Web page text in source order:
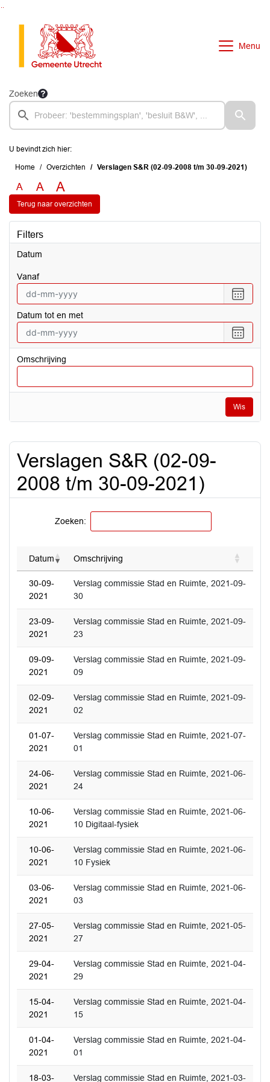
Menu
Zoeken
U bevindt zich hier:
Home Overzichten Verslagen S&R (02-09-2008 t/m 30-09-2021)
A A A
Terug naar overzichten
Filters
Datum
vanaf
een
vanaf
Datum tot en met
een
tot
met
Omschrijving
Wis
Verslagen S&R (02-09-
2008 t/m 30-09-2021)
Zoeken:
Datum Omschrijving
30-09-
2021
Verslag commissie Stad en Ruimte, 2021-09-
30
23-09-
2021
Verslag commissie Stad en Ruimte, 2021-09-
23
09-09-
2021
Verslag commissie Stad en Ruimte, 2021-09-
09
02-09-
2021
Verslag commissie Stad en Ruimte, 2021-09-
02
01-07-
2021
Verslag commissie Stad en Ruimte, 2021-07-
01
24-06-
2021
Verslag commissie Stad en Ruimte, 2021-06-
24
10-06-
2021
Verslag commissie Stad en Ruimte, 2021-06-
10 Digitaal-fysiek
10-06-
2021
Verslag commissie Stad en Ruimte, 2021-06-
10 Fysiek
03-06-
2021
Verslag commissie Stad en Ruimte, 2021-06-
03
27-05-
2021
Verslag commissie Stad en Ruimte, 2021-05-
27
29-04-
2021
Verslag commissie Stad en Ruimte, 2021-04-
29
15-04-
2021
Verslag commissie Stad en Ruimte, 2021-04-
15
01-04-
2021
Verslag commissie Stad en Ruimte, 2021-04-
01
18-03- Verslag commissie Stad en Ruimte, 2021-03-